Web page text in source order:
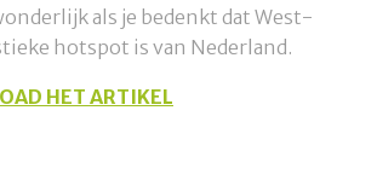
als je bedenkt dat West-
hotspot is van Nederland.
HET ARTIKEL